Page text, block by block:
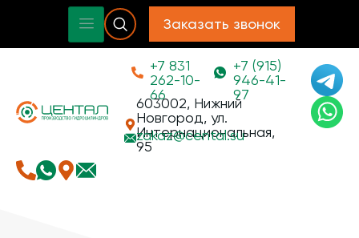
Заказать звонок
+7 831
262-10-
66
+7 (915)
946-41-
97
603002, Нижний
Новгород, ул.
Интернациональная,
95
zakaz@cental.su